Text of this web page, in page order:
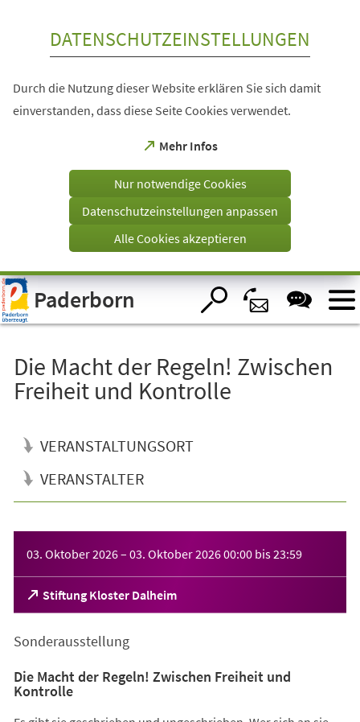
Visuelle
Assistenzsoftware
öffnen.
DATENSCHUTZEINSTELLUNGEN
Durch die Nutzung dieser Website erklären Sie sich damit
einverstanden, dass diese Seite Cookies verwendet.
Mehr Infos
(Öffnet
einem
Tab)
Nur notwendige Cookies
Datenschutzeinstellungen anpassen
Alle Cookies akzeptieren
Paderborn
Die Macht der Regeln! Zwischen
Freiheit und Kontrolle
VERANSTALTUNGSORT
VERANSTALTER
03. Oktober 2026– 03. Oktober 202600:00 bis23:59
Stiftung Kloster Dalheim
(Öffnet
in
neuen
Sonderausstellung
Die Macht der Regeln! Zwischen Freiheit und
Kontrolle